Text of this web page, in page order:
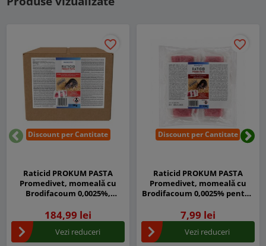
Discount per Cantitate
favorite_border
Raticid PROKUM PASTA
Promedivet, momeală cu
Brodifacoum 0,0025%,
cutie 5 kg
184,99 lei
Vezi reduceri
Discount per Cantitate
favorite_border
Raticid PROKUM PASTA
Promedivet, momeală cu
Brodifacoum 0,0025% pentru
kg, pungă100 g
7,99 lei
Vezi reduceri